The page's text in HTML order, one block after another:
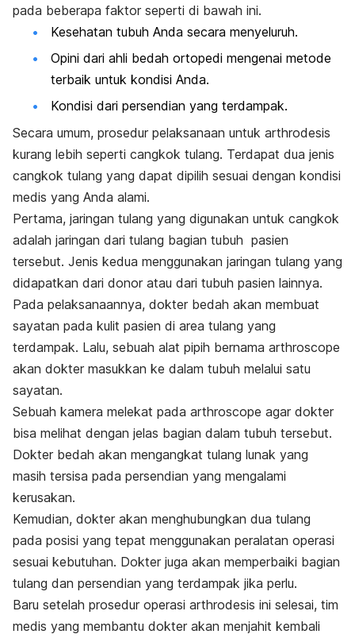
pada beberapa faktor seperti di bawah ini.
Kesehatan tubuh Anda secara menyeluruh.
Opini dari ahli bedah ortopedi mengenai metode
terbaik untuk kondisi Anda.
Kondisi dari persendian yang terdampak.
Secara umum, prosedur pelaksanaan untuk arthrodesis
kurang lebih seperti cangkok tulang. Terdapat dua jenis
cangkok tulang yang dapat dipilih sesuai dengan kondisi
medis yang Anda alami.
Pertama, jaringan tulang yang digunakan untuk cangkok
adalah jaringan dari tulang bagian tubuh pasien
tersebut. Jenis kedua menggunakan jaringan tulang yang
didapatkan dari donor atau dari tubuh pasien lainnya.
Pada pelaksanaannya, dokter bedah akan membuat
sayatan pada kulit pasien di area tulang yang
terdampak. Lalu, sebuah alat pipih bernama arthroscope
akan dokter masukkan ke dalam tubuh melalui satu
sayatan.
Sebuah kamera melekat pada arthroscope agar dokter
bisa melihat dengan jelas bagian dalam tubuh tersebut.
Dokter bedah akan mengangkat tulang lunak yang
masih tersisa pada persendian yang mengalami
kerusakan.
Kemudian, dokter akan menghubungkan dua tulang
pada posisi yang tepat menggunakan peralatan operasi
sesuai kebutuhan. Dokter juga akan memperbaiki bagian
tulang dan persendian yang terdampak jika perlu.
Baru setelah prosedur operasi arthrodesis ini selesai, tim
medis yang membantu dokter akan menjahit kembali